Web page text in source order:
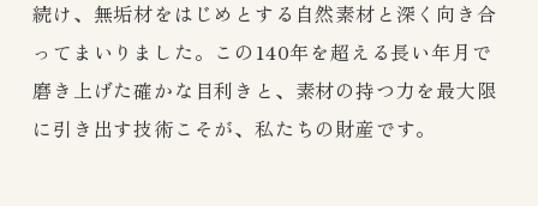
続け、無垢材をはじめとする自然素材と深く向き合
ってまいりました。この140年を超える長い年月で
磨き上げた確かな目利きと、素材の持つ力を最大限
に引き出す技術こそが、私たちの財産です。